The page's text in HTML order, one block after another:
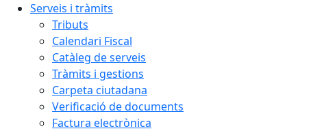
Serveis i tràmits
Tributs
Calendari Fiscal
Catàleg de serveis
Tràmits i gestions
Carpeta ciutadana
Verificació de documents
Factura electrònica